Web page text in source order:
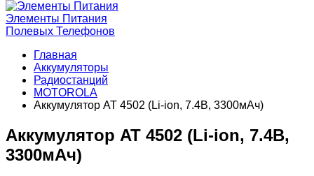
Элементы Питания
Полевых Телефонов
Главная
Аккумуляторы
Радиостанций
MOTOROLA
Аккумулятор AT 4502 (Li-ion, 7.4В, 3300мАч)
Аккумулятор AT 4502 (Li-ion, 7.4В,
3300мАч)